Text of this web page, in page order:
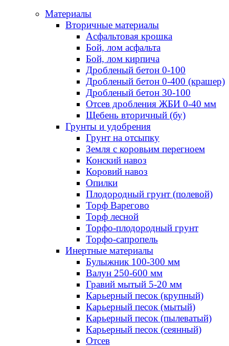
Материалы
Вторичные материалы
Асфальтовая крошка
Бой, лом асфальта
Бой, лом кирпича
Дробленый бетон 0-100
Дробленый бетон 0-400 (крашер)
Дробленый бетон 30-100
Отсев дробления ЖБИ 0-40 мм
Щебень вторичный (бу)
Грунты и удобрения
Грунт на отсыпку
Земля с коровьим перегноем
Конский навоз
Коровий навоз
Опилки
Плодородный грунт (полевой)
Торф Варегово
Торф лесной
Торфо-плодородный грунт
Торфо-сапропель
Инертные материалы
Булыжник 100-300 мм
Валун 250-600 мм
Гравий мытый 5-20 мм
Карьерный песок (крупный)
Карьерный песок (мытый)
Карьерный песок (пылеватый)
Карьерный песок (сеянный)
Отсев